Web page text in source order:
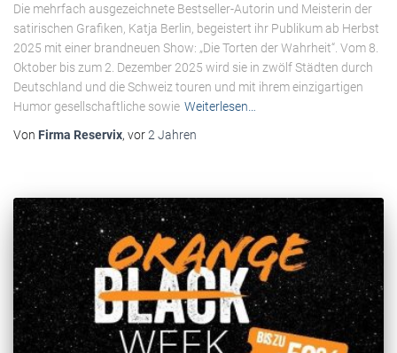
Die mehrfach ausgezeichnete Bestseller-Autorin und Meisterin der
satirischen Grafiken, Katja Berlin, begeistert ihr Publikum ab Herbst
2025 mit einer brandneuen Show: „Die Torten der Wahrheit“. Vom 8.
Oktober bis zum 2. Dezember 2025 wird sie in zwölf Städten durch
Deutschland und die Schweiz touren und mit ihrem einzigartigen
Humor gesellschaftliche sowie Weiterlesen…
Von Firma Reservix, vor2 Jahren